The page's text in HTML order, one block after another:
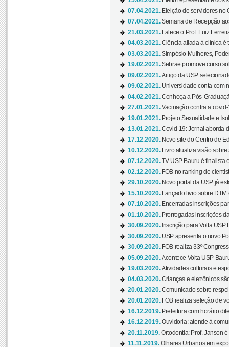
07.04.2021. Eleição de servidores no
07.04.2021.Semana de Recepção
21.03.2021. Falece o Prof. Luiz
04.03.2021.Ciência aliada à clínica é
03.03.2021.Simpósio Mulheres,
19.02.2021.Sebrae promove curso
09.02.2021.Artigo da USP
09.02.2021. Universidade conta com
04.02.2021.Conheça a Pós-
27.01.2021.Vacinação contra a
19.01.2021. Projeto Sexualidade e
13.01.2021.Covid-19: Jornal aborda
17.12.2020. Novo site do Centro de
10.12.2020.
Livro atualiza visão
07.12.2020.TV USP Bauru é finalista
02.12.2020. FOB no ranking de
29.10.2020. Novo portal da USP já
15.10.2020.
Lançado livro sobre
07.10.2020. Encerradas inscrições
01.10.2020. Prorrogadas inscrições
30.09.2020. Inscrição para Volta USP
30.09.2020. USP apresenta o novo
30.09.2020. FOB realiza 33º
05.09.2020.Acontece Volta USP
19.03.2020.Atividades culturais e
04.03.2020.Crianças e eletrônicos
20.01.2020.Comunicado sobre
20.01.2020. FOB realiza seleção de
16.12.2019. Prefeitura com horário
16.12.2019.Ouvidoria: atende à
20.11.2019.Ortodontia: Prof. Janson
11.11.2019.Olhares Urbanos em